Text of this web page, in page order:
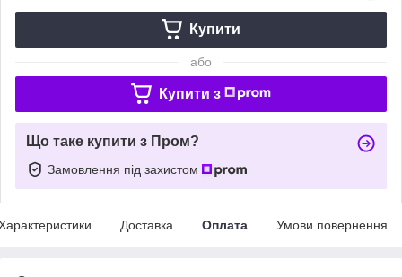
Купити
або
Купити з
Що таке купити з Пром?
Замовлення під захистом
Доставка Оплата Умови повернення